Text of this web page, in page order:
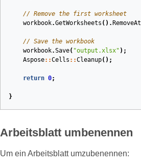
// Remove the first worksheet
workbook.GetWorksheets (). RemoveAt
// Save the workbook
workbook.Save( "output.xlsx" );
Aspose::Cells ::Cleanup();
return 0;
}
Arbeitsblatt umbenennen
Um ein Arbeitsblatt umzubenennen: